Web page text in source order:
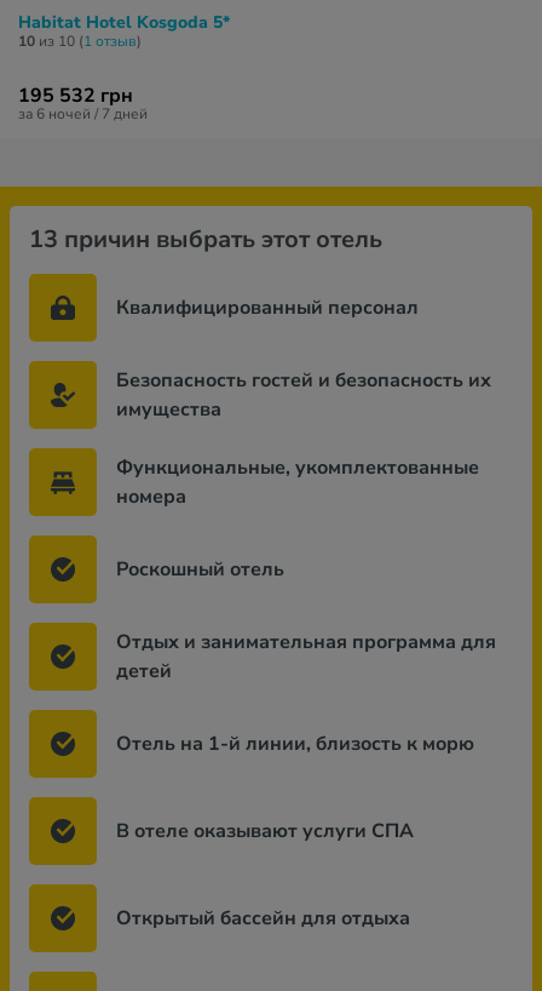
Habitat Hotel Kosgoda 5*
10 из 10 (1 отзыв)
195 532 грн
за 6 ночей / 7 дней
13 причин выбрать этот отель
Квалифицированный персонал
Безопасность гостей и безопасность их
имущества
Функциональные, укомплектованные
номера
Роскошный отель
Отдых и занимательная программа для
детей
Отель на 1-й линии, близость к морю
В отеле оказывают услуги СПА
Открытый бассейн для отдыха